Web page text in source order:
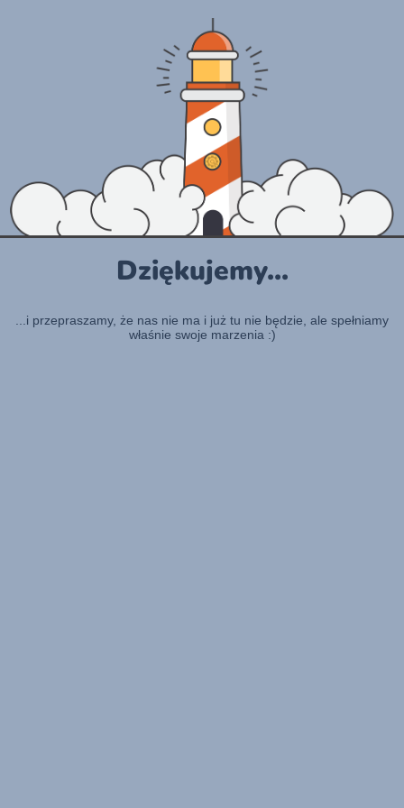
Dziękujemy...
...i przepraszamy, że nas nie ma i już tu nie będzie, ale spełniamy
właśnie swoje marzenia :)